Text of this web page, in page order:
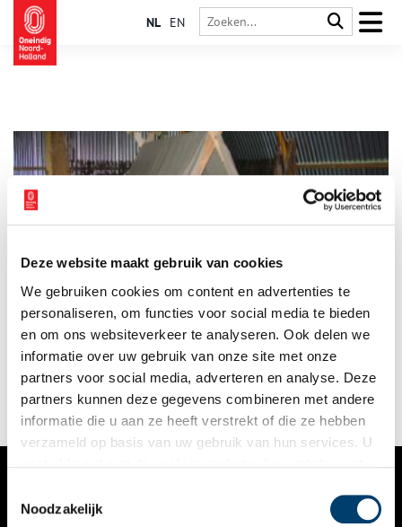
Deze website maakt gebruik van cookies
We gebruiken cookies om content en advertenties te
personaliseren, om functies voor social media te bieden
en om ons websiteverkeer te analyseren. Ook delen we
informatie over uw gebruik van onze site met onze
partners voor social media, adverteren en analyse. Deze
partners kunnen deze gegevens combineren met andere
informatie die u aan ze heeft verstrekt of die ze hebben
verzameld op basis van uw gebruik van hun services. U
Noodzakelijk
NL EN
Vikingen zijn naar Wieringen komen zeilen. Dit eiland was een
tussenstop op hun (roof)tochten. De zilverschat van een Viking
is op Wieringen opgegraven. Meer weten? Kom naar het Viking
Informatiecentrum in Den Oever.
VERHALEN